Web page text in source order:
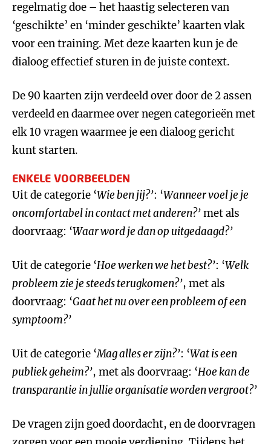
regelmatig doe – het haastig selecteren van
‘geschikte’ en ‘minder geschikte’ kaarten vlak
voor een training. Met deze kaarten kun je de
dialoog effectief sturen in de juiste context.
De 90 kaarten zijn verdeeld over door de 2 assen
verdeeld en daarmee over negen categorieën met
elk 10 vragen waarmee je een dialoog gericht
kunt starten.
ENKELE VOORBEELDEN
Uit de categorie ‘Wie ben jij?’: ‘Wanneer voel je je
oncomfortabel in contact met anderen?’met als
doorvraag: ‘Waar word je dan op uitgedaagd?’
Uit de categorie ‘Hoe werken we het best?’: ‘Welk
probleem zie je steeds terugkomen?’, met als
doorvraag: ‘Gaat het nu over een probleem of een
symptoom?’
Uit de categorie ‘Mag alles er zijn?’: ‘Wat is een
publiek geheim?’, met als doorvraag: ‘Hoe kan de
transparantie in jullie organisatie worden vergroot?’
De vragen zijn goed doordacht, en de doorvragen